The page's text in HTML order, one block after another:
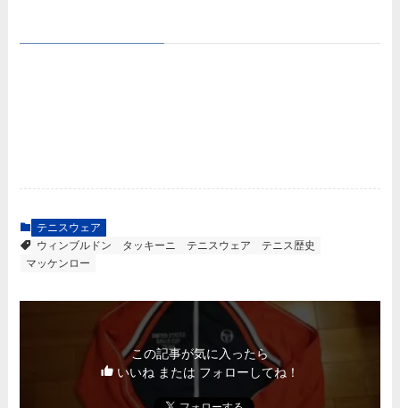
テニスウェア
ウィンブルドン
タッキーニ テニスウェア
テニス歴史
マッケンロー
この記事が気に入ったら
いいね または フォローしてね！